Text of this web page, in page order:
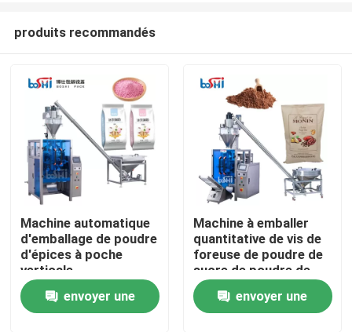
Domicile
Des produits
produits recommandés
Machine automatique
d'emballage de poudre
d'épices à poche
verticale
envoyer une
Machine à emballer
quantitative de vis de
foreuse de poudre de
sucre de poudre de
poudre de blé de
farine automatique
envoyer une